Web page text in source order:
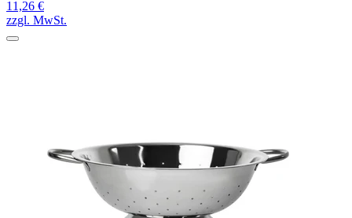
11,26 €
zzgl. MwSt.